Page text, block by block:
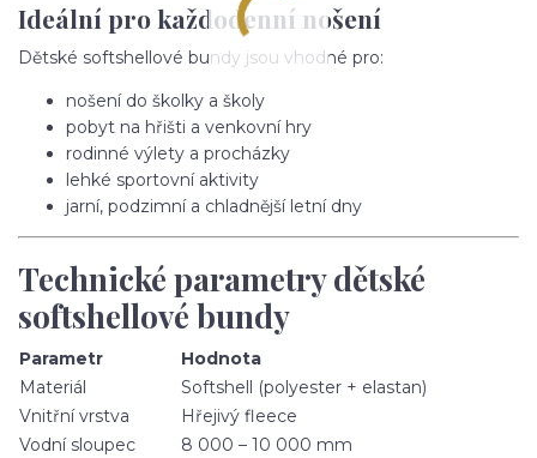
Ideální pro každodenní nošení
Dětské softshellové bundy jsou vhodné pro:
nošení do školky a školy
pobyt na hřišti a venkovní hry
rodinné výlety a procházky
lehké sportovní aktivity
jarní, podzimní a chladnější letní dny
Technické parametry dětské
softshellové bundy
Parametr
Hodnota
Materiál
Softshell (polyester + elastan)
Vnitřní vrstva
Hřejivý fleece
Vodní sloupec
8 000 – 10 000 mm